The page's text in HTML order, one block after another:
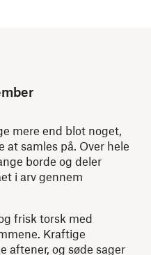
mere end blot noget,
at samles på. Over hele
borde og deler
i arv gennem
frisk torsk med
Kraftige
aftener, og søde sager